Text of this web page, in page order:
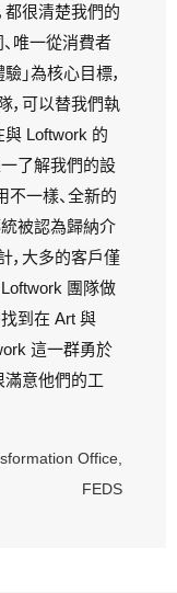
都很清楚我們的
唯一從消費者
」為核心目標，
，可以替我們執
與 Loftwork 的
了解我們的設
不一樣、全新的
被認為歸納介
，大多的客戶僅
團隊做
到在 Art 與
這一群勇於
滿意他們的工
Office,
FEDS